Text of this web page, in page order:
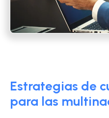
Estrategias de
para las